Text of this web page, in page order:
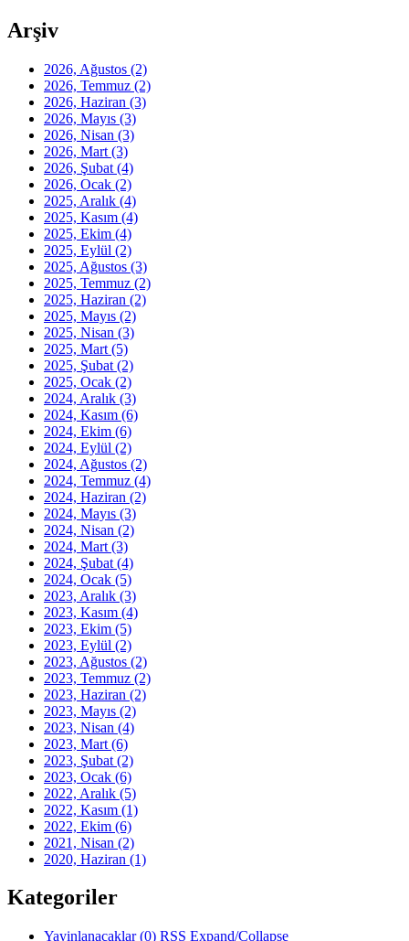
Arşiv
2026, Ağustos (2)
2026, Temmuz (2)
2026, Haziran (3)
2026, Mayıs (3)
2026, Nisan (3)
2026, Mart (3)
2026, Şubat (4)
2026, Ocak (2)
2025, Aralık (4)
2025, Kasım (4)
2025, Ekim (4)
2025, Eylül (2)
2025, Ağustos (3)
2025, Temmuz (2)
2025, Haziran (2)
2025, Mayıs (2)
2025, Nisan (3)
2025, Mart (5)
2025, Şubat (2)
2025, Ocak (2)
2024, Aralık (3)
2024, Kasım (6)
2024, Ekim (6)
2024, Eylül (2)
2024, Ağustos (2)
2024, Temmuz (4)
2024, Haziran (2)
2024, Mayıs (3)
2024, Nisan (2)
2024, Mart (3)
2024, Şubat (4)
2024, Ocak (5)
2023, Aralık (3)
2023, Kasım (4)
2023, Ekim (5)
2023, Eylül (2)
2023, Ağustos (2)
2023, Temmuz (2)
2023, Haziran (2)
2023, Mayıs (2)
2023, Nisan (4)
2023, Mart (6)
2023, Şubat (2)
2023, Ocak (6)
2022, Aralık (5)
2022, Kasım (1)
2022, Ekim (6)
2021, Nisan (2)
2020, Haziran (1)
Kategoriler
Yayinlanacaklar(0) RSS Expand/Collapse